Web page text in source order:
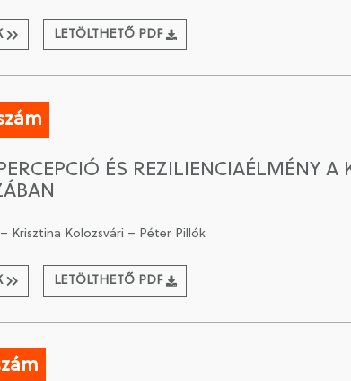
LETÖLTHETŐ PDF
ÉS REZILIENCIAÉLMÉNY
– Krisztina Kolozsvári – Péter Pillók
LETÖLTHETŐ PDF